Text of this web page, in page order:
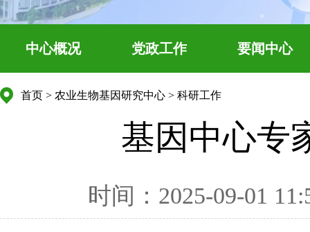
中心概况 党政工作 要闻中心
首页 > 农业生物基因研究中心 > 科研工作
基因中心专
时间：2025-09-01